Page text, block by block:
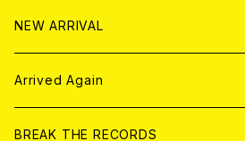
HOOD
EL ZINE
アナログ
アパレル
書籍
NEW ARRIVAL
CD
アナログ
Arrived Again
CD
BREAK THE RECORDS